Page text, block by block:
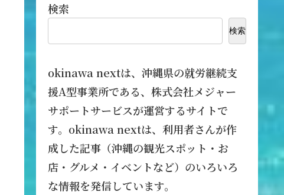
検索
検索
okinawa nextは、沖縄県の就労継続支
援A型事業所である、株式会社メジャー
サポートサービスが運営するサイトで
す。okinawa nextは、利用者さんが作
成した記事（沖縄の観光スポット・お
店・グルメ・イベントなど）のいろいろ
な情報を発信しています。